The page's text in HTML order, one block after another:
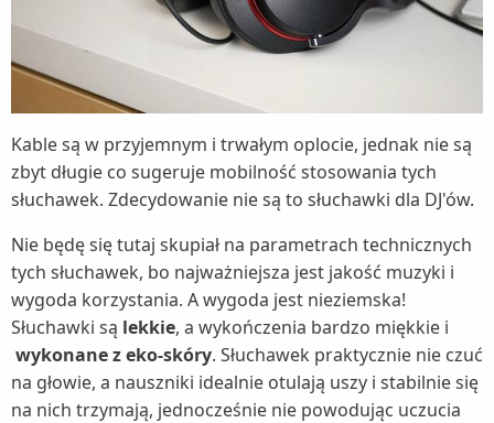
Kable są w przyjemnym i trwałym oplocie, jednak nie są
zbyt długie co sugeruje mobilność stosowania tych
słuchawek. Zdecydowanie nie są to słuchawki dla DJ'ów.
Nie będę się tutaj skupiał na parametrach technicznych
tych słuchawek, bo najważniejsza jest jakość muzyki i
wygoda korzystania. A wygoda jest nieziemska!
Słuchawki są lekkie, a wykończenia bardzo miękkie i
wykonane z eko-skóry. Słuchawek praktycznie nie czuć
na głowie, a nauszniki idealnie otulają uszy i stabilnie się
na nich trzymają, jednocześnie nie powodując uczucia